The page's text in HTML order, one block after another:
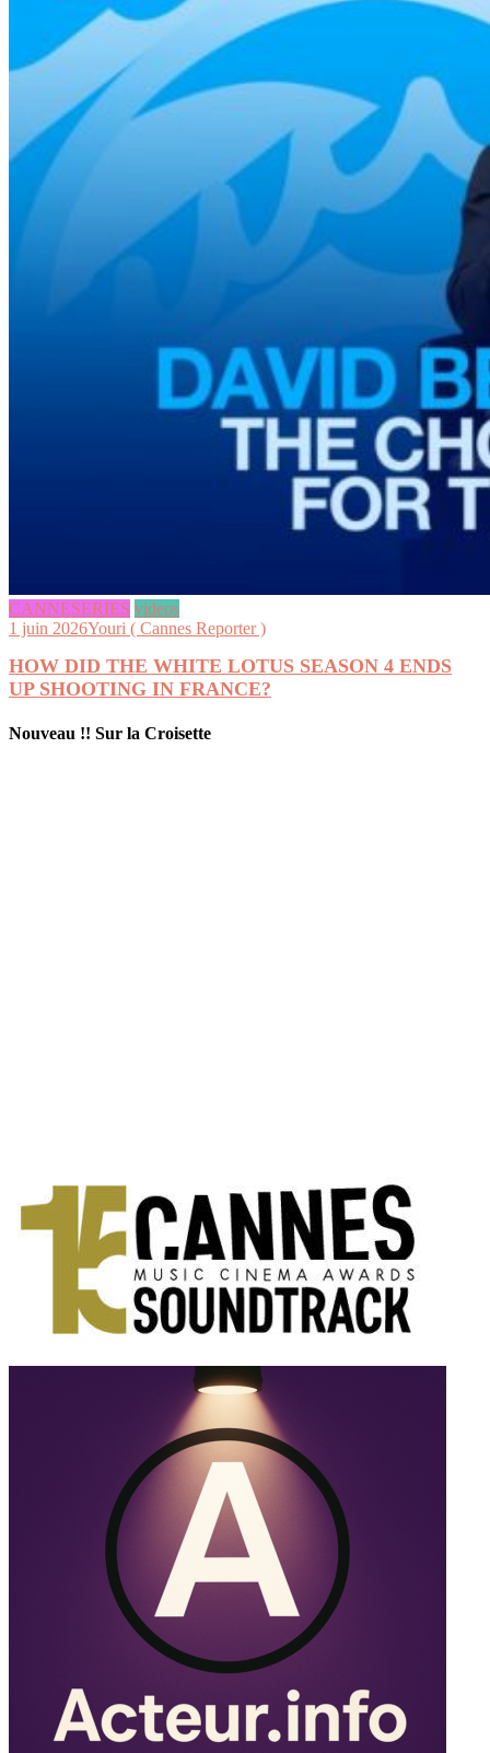
CANNESERIES videos
1 juin 2026Youri ( Cannes Reporter )
HOW DID THE WHITE LOTUS SEASON 4 ENDS
UP SHOOTING IN FRANCE?
Nouveau !! Sur la Croisette